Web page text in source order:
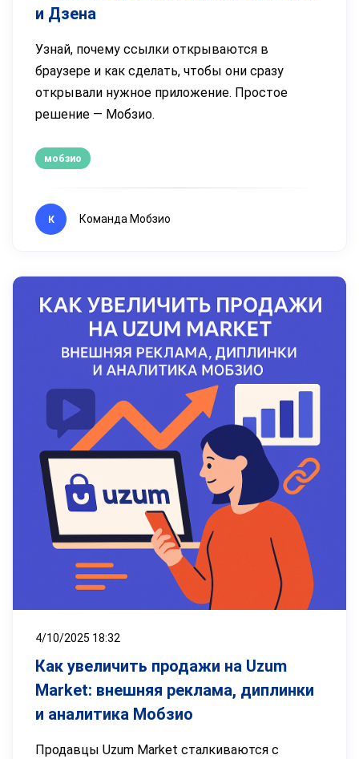
и Дзена
Узнай, почему ссылки открываются в
браузере и как сделать, чтобы они сразу
открывали нужное приложение. Простое
решение — Мобзио.
мобзио
К Команда Мобзио
4/10/2025 18:32
Как увеличить продажи на Uzum
Market: внешняя реклама, диплинки
и аналитика Мобзио
Продавцы Uzum Market сталкиваются с